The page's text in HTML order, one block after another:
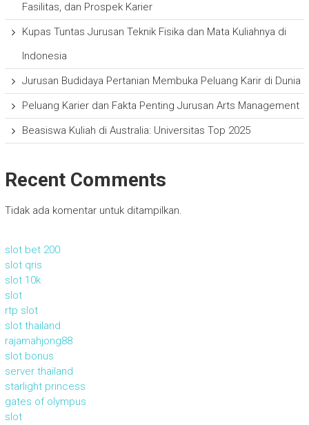
Fasilitas, dan Prospek Karier
Kupas Tuntas Jurusan Teknik Fisika dan Mata Kuliahnya di
Indonesia
Jurusan Budidaya Pertanian Membuka Peluang Karir di Dunia
Peluang Karier dan Fakta Penting Jurusan Arts Management
Beasiswa Kuliah di Australia: Universitas Top 2025
Recent Comments
Tidak ada komentar untuk ditampilkan.
slot bet 200
slot qris
slot 10k
slot
rtp slot
slot thailand
rajamahjong88
slot bonus
server thailand
starlight princess
gates of olympus
slot